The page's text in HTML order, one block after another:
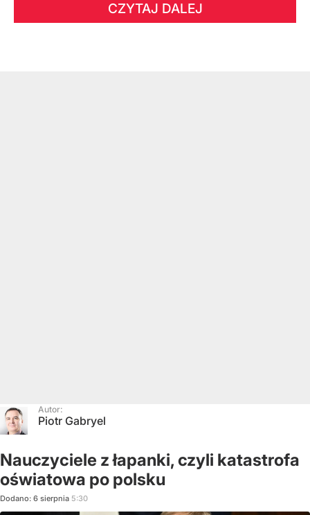
CZYTAJ DALEJ
Autor:
Piotr Gabryel
Nauczyciele z łapanki, czyli katastrofa
oświatowa po polsku
Dodano: 6 sierpnia 5:30